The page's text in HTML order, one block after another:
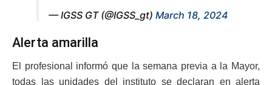
— IGSS GT (@IGSS_gt) March 18, 2024
Alerta amarilla
El profesional informó que la semana previa a la Mayor,
todas las unidades del instituto se declaran en alerta